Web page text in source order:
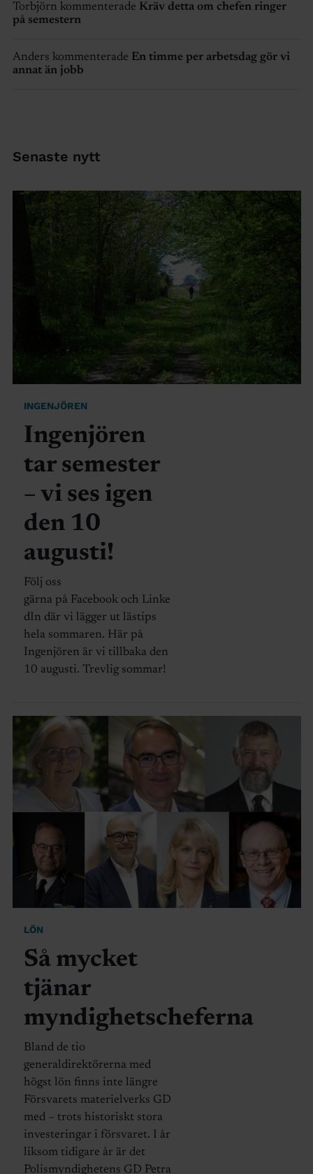
Torbjörn kommenterade Kräv detta om chefen ringer
på semestern
Anders kommenterade En timme per arbetsdag gör vi
annat än jobb
Senaste nytt
INGENJÖREN
Ingenjören
tar semester
– vi ses igen
den 10
augusti!
Följ oss
gärna på Facebook och Linke
dIn där vi lägger ut lästips
hela sommaren. Här på
Ingenjören är vi tillbaka den
10 augusti. Trevlig sommar!
LÖN
Så mycket
tjänar
myndighetscheferna
Bland de tio
generaldirektörerna med
högst lön finns inte längre
Försvarets materielverks GD
med – trots historiskt stora
investeringar i försvaret. I år
liksom tidigare år är det
Polismyndighetens GD Petra